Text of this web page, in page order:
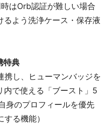
はOrb認証が難しい場合
るよう洗浄ケース・保存液
特典
し、ヒューマンバッジを
で使える「ブースト」5
身のプロフィールを優先
る機能）